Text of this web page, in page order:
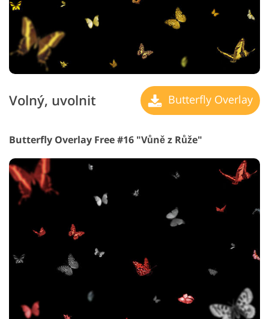
Volný, uvolnit Butterfly Overlay
Butterfly Overlay Free #16 "Vůně z Růže"